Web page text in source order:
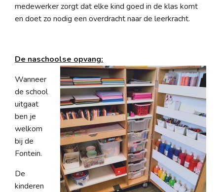
medewerker zorgt dat elke kind goed in de klas komt
en doet zo nodig een overdracht naar de leerkracht.
De naschoolse opvang:
Wanneer
de school
uitgaat
ben je
welkom
bij de
Fontein.
De
kinderen